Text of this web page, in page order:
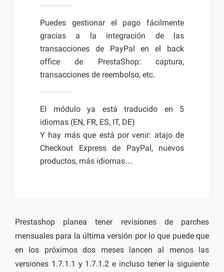
Puedes gestionar el pago fácilmente
gracias a la integración de las
transacciones de PayPal en el back
office de PrestaShop: captura,
transacciones de reembolso, etc.
El módulo ya está traducido en 5
idiomas (EN, FR, ES, IT, DE)
Y hay más que está por venir: atajo de
Checkout Express de PayPal, nuevos
productos, más idiomas…
Prestashop planea tener revisiones de parches
mensuales para la última versión por lo que puede que
en los próximos dos meses lancen al menos las
versiones 1.7.1.1 y 1.7.1.2 e incluso tener la siguiente